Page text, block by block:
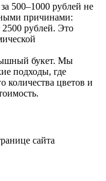
500–1000 рублей не
причинами:
2500 рублей. Это
букет. Мы
подходы, где
количества цветов и
сайта